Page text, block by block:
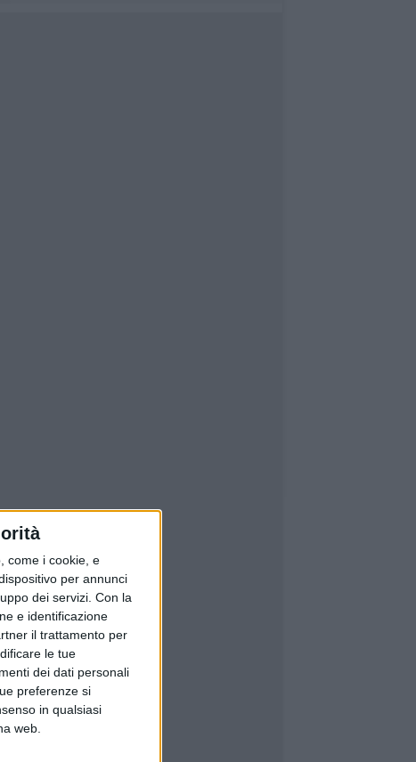
come i cookie, e
per annunci
dei servizi. Con la
e identificazione
il trattamento per
le tue
dei dati personali
preferenze si
in qualsiasi
web.